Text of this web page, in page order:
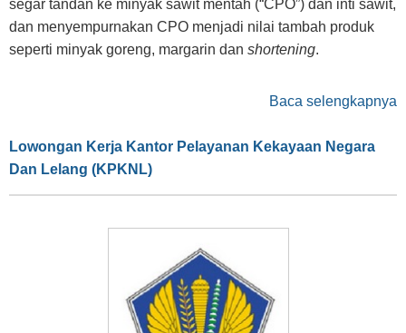
segar tandan ke minyak sawit mentah (“CPO”) dan inti sawit,
dan menyempurnakan CPO menjadi nilai tambah produk
seperti minyak goreng, margarin dan shortening.
Baca selengkapnya
Lowongan Kerja Kantor Pelayanan Kekayaan Negara
Dan Lelang (KPKNL)